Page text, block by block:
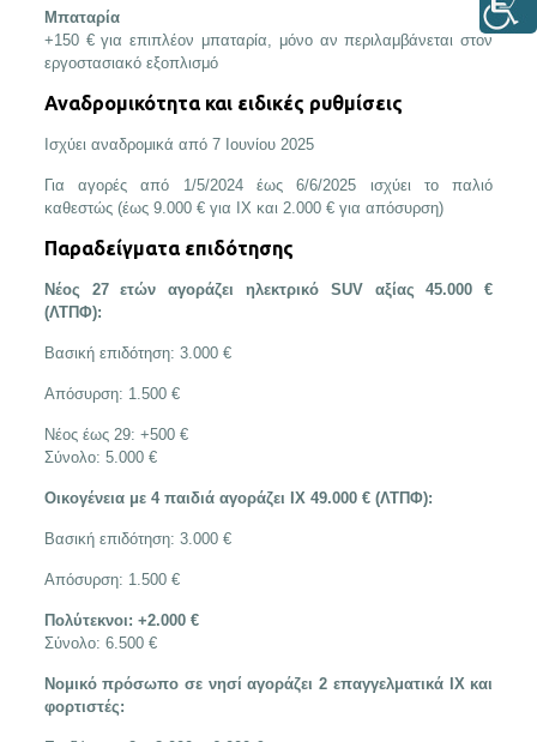
Μπαταρία
+150 € για επιπλέον μπαταρία, μόνο αν περιλαμβάνεται στον
εργοστασιακό εξοπλισμό
Αναδρομικότητα και ειδικές ρυθμίσεις
Ισχύει αναδρομικά από 7 Ιουνίου 2025
Για αγορές από 1/5/2024 έως 6/6/2025 ισχύει το παλιό
καθεστώς (έως 9.000 € για ΙΧ και 2.000 € για απόσυρση)
Παραδείγματα επιδότησης
Νέος 27 ετών αγοράζει ηλεκτρικό SUV αξίας 45.000 €
(ΛΤΠΦ):
Βασική επιδότηση: 3.000 €
Απόσυρση: 1.500 €
Νέος έως 29: +500 €
Σύνολο: 5.000 €
Οικογένεια με 4 παιδιά αγοράζει ΙΧ 49.000 € (ΛΤΠΦ):
Βασική επιδότηση: 3.000 €
Απόσυρση: 1.500 €
Πολύτεκνοι: +2.000 €
Σύνολο: 6.500 €
Νομικό πρόσωπο σε νησί αγοράζει 2 επαγγελματικά ΙΧ και
φορτιστές: